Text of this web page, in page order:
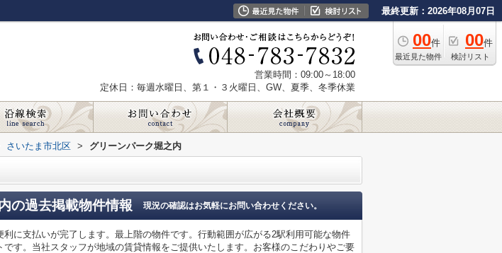
最終更新：2026年08月07日
00件
最近見た物件
00件
検討リスト
営業時間：09:00～18:00
定休日：毎週水曜日、第１・３火曜日、GW、夏季、冬季休業
さいたま市北区 > グリーンパーク堀之内
の過去掲載物件情報 現況の確認はお気軽にお問い合わせください。
に支払いが完了します。最上階の物件です。行動範囲が広がる2駅利用可能な物件
す。当社スタッフが地域の賃貸情報をご提供いたします。お客様のこだわりやご要